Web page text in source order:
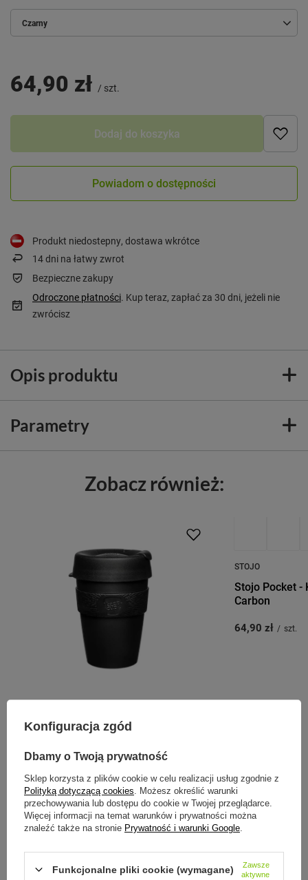
Czarny
64,90 zł / szt.
Dodaj do koszyka
Powiadom o dostępności
Produkt niedostepny, dostawa wkrótce
14dni na łatwy zwrot
Bezpieczne zakupy
Odroczone płatności. Kup teraz, zapłać za 30 dni, jeżeli nie
zwrócisz
Opis produktu
Parametry
Zobacz również:
KEEPCUP
KeepCup Original Clear Edition
Radiant
48,90 zł
STOJO
Stojo Pocket -
Carbon
64,90 zł / szt.
Zobacz inne produkty tego
producenta
Konfiguracja zgód
Dbamy o Twoją prywatność
Sklep korzysta z plików cookie w celu realizacji usług zgodnie z
Polityką dotyczącą cookies . Możesz określić warunki
przechowywania lub dostępu do cookie w Twojej przeglądarce.
Więcej informacji na temat warunków i prywatności można
znaleźć także na stronie Prywatność i warunki Google
Funkcjonalne pliki cookie (wymagane)
Zawsze
aktywne